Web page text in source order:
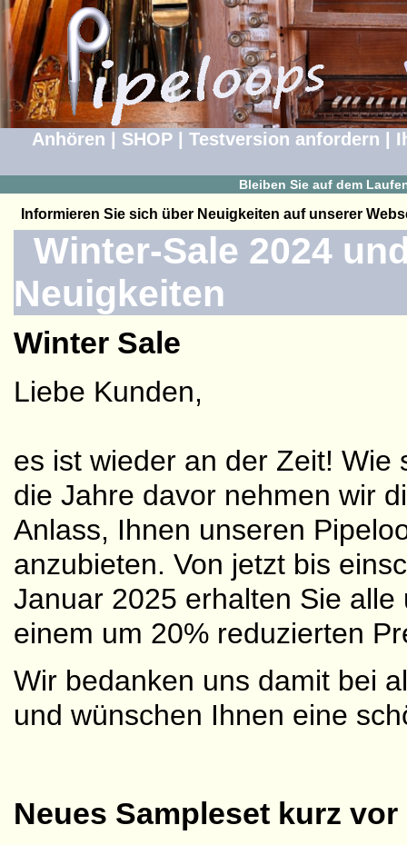
Anhören SHOP Testversion anfordern
Bleiben Sie auf dem
Informieren Sie sich über Neuigkeiten auf unserer
Winter-Sale 2024
Neuigkeiten
Winter Sale
Liebe Kunden,
es ist wieder an der Zeit! Wie
die Jahre davor nehmen wir
Anlass, Ihnen unseren
anzubieten. Von jetzt bis
Januar 2025 erhalten Sie
einem um 20% reduzierten
Wir bedanken uns damit bei
und wünschen Ihnen eine
Neues Sampleset kurz